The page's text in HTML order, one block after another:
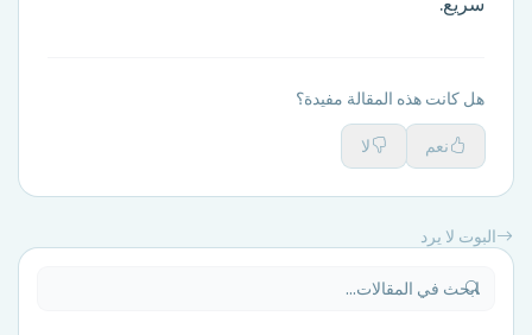
هل كانت هذه المقالة مفيدة؟
نعم لا
البوت لا يرد